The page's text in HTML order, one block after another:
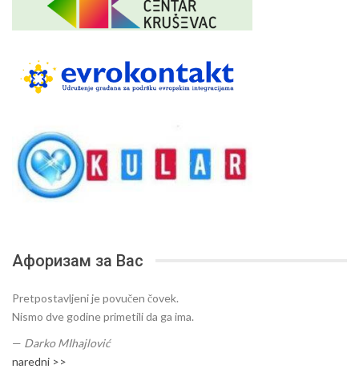
Афоризам за Вас
Pretpostavljeni je povučen čovek.
Nismo dve godine primetili da ga ima.
— Darko MIhajlović
naredni >>